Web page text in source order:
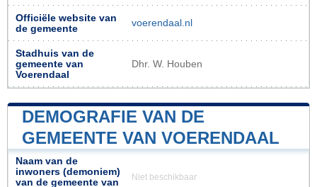
Officiële website van
de gemeente
voerendaal.nl
Stadhuis van de
gemeente van
Voerendaal
Dhr. W. Houben
DEMOGRAFIE VAN DE
GEMEENTE VAN VOERENDAAL
Naam van de
inwoners (demoniem)
van de gemeente van
Niet beschikbaar